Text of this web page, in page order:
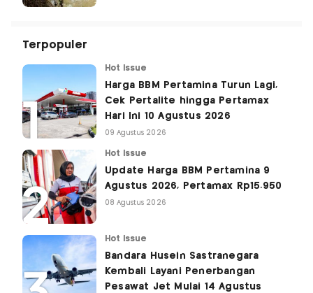
Terpopuler
Hot Issue
Harga BBM Pertamina Turun Lagi,
Cek Pertalite hingga Pertamax
Hari Ini 10 Agustus 2026
09 Agustus 2026
Hot Issue
Update Harga BBM Pertamina 9
Agustus 2026, Pertamax Rp15.950
08 Agustus 2026
Hot Issue
Bandara Husein Sastranegara
Kembali Layani Penerbangan
Pesawat Jet Mulai 14 Agustus